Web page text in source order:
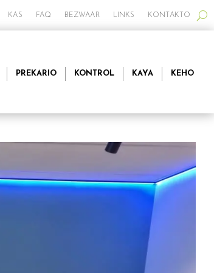
KAS FAQ BEZWAAR LINKS KONTAKTO
PREKARIO KONTROL KAYA KEHO